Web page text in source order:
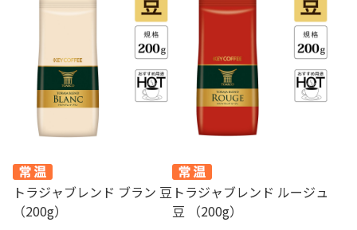
トラジャブレンド ブラン 豆
（200g）
トラジャブレンド ルージュ
豆 （200g）